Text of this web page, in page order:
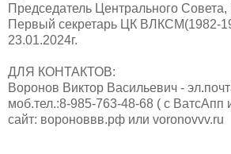
Председатель Центрального
Первый секретарь ЦК ВЛКСМ(1982-
23.01.2024г.
ДЛЯ КОНТАКТОВ:
Воронов Виктор Васильевич -
моб.тел.:8-985-763-48-68 ( с ВатсАпп
сайт: вороноввв.рф или voronovvv.ru